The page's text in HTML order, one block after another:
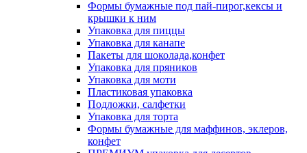
Формы бумажные под пай-пирог,кексы и
крышки к ним
Упаковка для пиццы
Упаковка для канапе
Пакеты для шоколада,конфет
Упаковка для пряников
Упаковка для моти
Пластиковая упаковка
Подложки, салфетки
Упаковка для торта
Формы бумажные для маффинов, эклеров,
конфет